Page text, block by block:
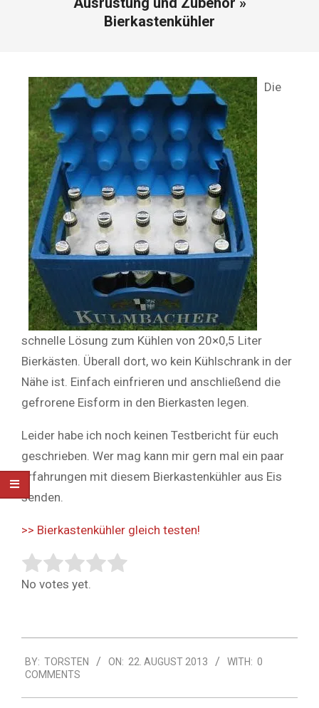
Bierkastenkühler
Die
schnelle Lösung zum Kühlen von 20×0,5 Liter
Bierkästen. Überall dort, wo kein Kühlschrank in der
Nähe ist. Einfach einfrieren und anschließend die
gefrorene Eisform in den Bierkasten legen.
Leider habe ich noch keinen Testbericht für euch
geschrieben. Wer mag kann mir gern mal ein paar
Erfahrungen mit diesem Bierkastenkühler aus Eis
senden.
>> Bierkastenkühler gleich testen!
Rate this item:
Submit Rating
No votes yet.
08-
22
BY: TORSTEN ON: 22. AUGUST 2013 WITH: 0
COMMENTS